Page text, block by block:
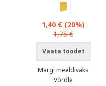
1,40 € (20%)
1,75 €
Vaata toodet
Märgi meeldivaks
Võrdle